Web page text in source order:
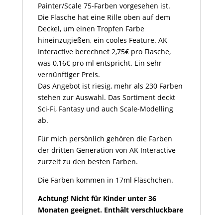
Painter/Scale 75-Farben vorgesehen ist.
Die Flasche hat eine Rille oben auf dem
Deckel, um einen Tropfen Farbe
hineinzugießen, ein cooles Feature. AK
Interactive berechnet 2,75€ pro Flasche,
was 0,16€ pro ml entspricht. Ein sehr
vernünftiger Preis.
Das Angebot ist riesig, mehr als 230 Farben
stehen zur Auswahl. Das Sortiment deckt
Sci-Fi, Fantasy und auch Scale-Modelling
ab.
Für mich persönlich gehören die Farben
der dritten Generation von AK Interactive
zurzeit zu den besten Farben.
Die Farben kommen in 17ml Fläschchen.
Achtung! Nicht für Kinder unter 36
Monaten geeignet. Enthält verschluckbare